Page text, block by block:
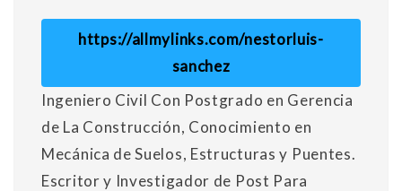
https://allmylinks.com/nestorluis-
sanchez
Ingeniero Civil Con Postgrado en Gerencia
de La Construcción, Conocimiento en
Mecánica de Suelos, Estructuras y Puentes.
Escritor y Investigador de Post Para